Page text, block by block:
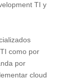
TI y
como por
por
cloud